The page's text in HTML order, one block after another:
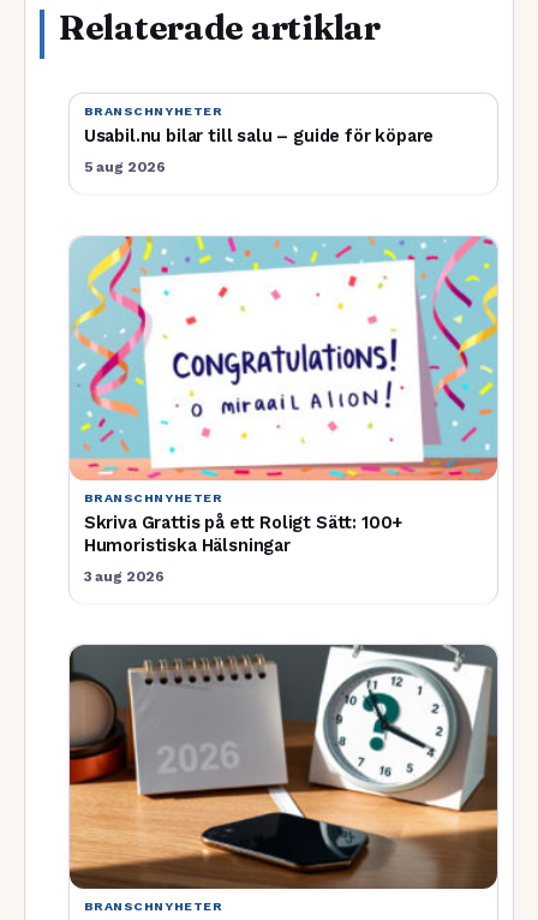
Relaterade artiklar
BRANSCHNYHETER
Usabil.nu bilar till salu – guide för köpare
5 aug 2026
BRANSCHNYHETER
Skriva Grattis på ett Roligt Sätt: 100+
Humoristiska Hälsningar
3 aug 2026
BRANSCHNYHETER